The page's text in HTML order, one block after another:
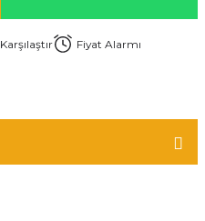
Karşılaştır
Fiyat Alarmı